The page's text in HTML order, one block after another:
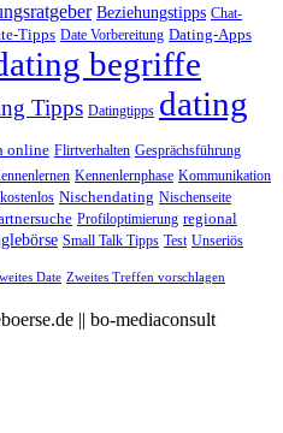
Beziehungstipps Chat-
Tipps Date Vorbereitung Dating-Apps
begriffe
Tipps Datingtipps dating
online Flirtverhalten Gesprächsführung
Kennenlernphase Kommunikation
kostenlos Nischendating Nischenseite
Profiloptimierung regional
Small Talk Tipps Test Unseriös
Date Zweites Treffen vorschlagen
|| bo-mediaconsult